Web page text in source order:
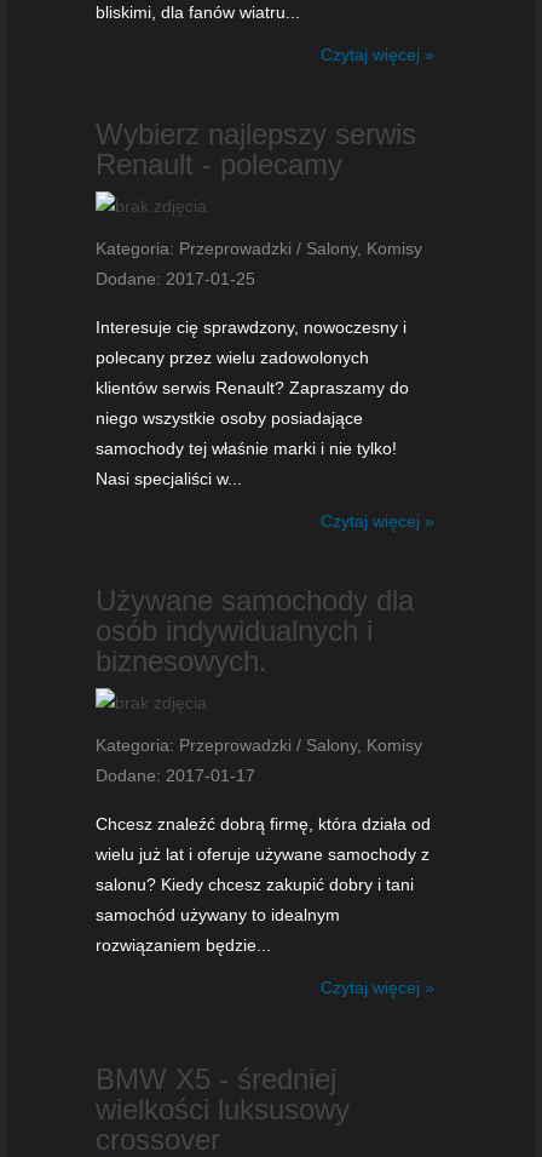
bliskimi, dla fanów wiatru...
Czytaj więcej »
Wybierz najlepszy serwis
Renault - polecamy
Kategoria: Przeprowadzki / Salony, Komisy
Dodane: 2017-01-25
Interesuje cię sprawdzony, nowoczesny i
polecany przez wielu zadowolonych
klientów serwis Renault? Zapraszamy do
niego wszystkie osoby posiadające
samochody tej właśnie marki i nie tylko!
Nasi specjaliści w...
Czytaj więcej »
Używane samochody dla
osób indywidualnych i
biznesowych.
Kategoria: Przeprowadzki / Salony, Komisy
Dodane: 2017-01-17
Chcesz znaleźć dobrą firmę, która działa od
wielu już lat i oferuje używane samochody z
salonu? Kiedy chcesz zakupić dobry i tani
samochód używany to idealnym
rozwiązaniem będzie...
Czytaj więcej »
BMW X5 - średniej
wielkości luksusowy
crossover